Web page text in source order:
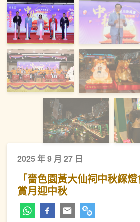
2025 年 9 月 27 日
「嗇色園黃大仙祠中秋綵
賞月迎中秋